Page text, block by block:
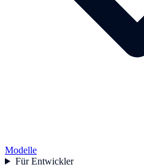
Modelle
Für Entwickler